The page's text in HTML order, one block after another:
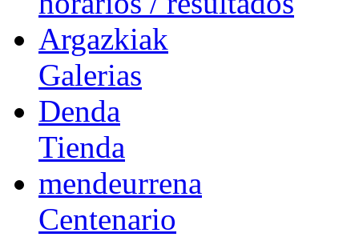
Argazkiak
Galerias
Denda
Tienda
mendeurrena
Centenario